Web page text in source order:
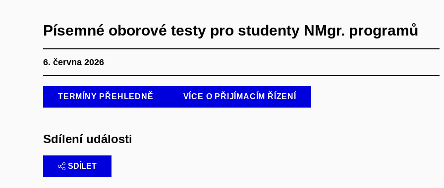
Písemné oborové testy pro studenty NMgr. programů
6. června 2026
TERMÍNY PŘEHLEDNĚ VÍCE O PŘIJÍMACÍM ŘÍZENÍ
Sdílení události
SDÍLET